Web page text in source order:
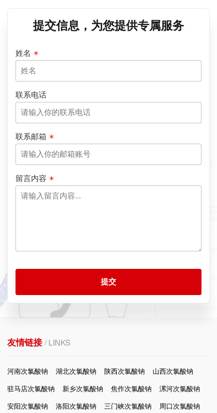
提交信息，为您提供专属服务
姓名
联系电话
联系邮箱
留言内容
提交
友情链接/ LINKS
河南次氯酸钠 湖北次氯酸钠 陕西次氯酸钠
山西次氯酸钠
驻马店次氯酸钠
新乡次氯酸钠 焦作次氯酸钠
漯河次氯酸钠
安阳次氯酸钠
洛阳次氯酸钠 三门峡次氯酸钠
周口次氯酸钠